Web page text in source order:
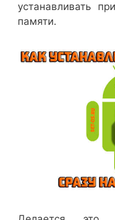
устанавливать
памяти.